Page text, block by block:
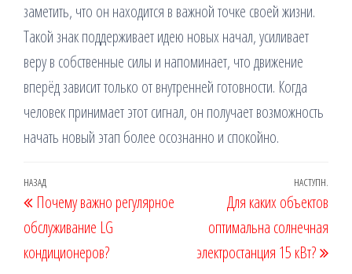
заметить, что он находится в важной точке своей жизни.
Такой знак поддерживает идею новых начал, усиливает
веру в собственные силы и напоминает, что движение
вперёд зависит только от внутренней готовности. Когда
человек принимает этот сигнал, он получает возможность
начать новый этап более осознанно и спокойно.
Навігація
записів
Попередній
запис
НАЗАД
Почему важно регулярное
обслуживание LG
кондиционеров?
НАСТУПН.
Для каких объектов
оптимальна солнечная
электростанция 15 кВт?